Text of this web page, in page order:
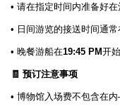
• 请在指定时间内准备好在
• 日间游览的接送时间通常
• 晚餐游船在19:45 PM开始
🧾 预订注意事项
• 博物馆入场费不包含在